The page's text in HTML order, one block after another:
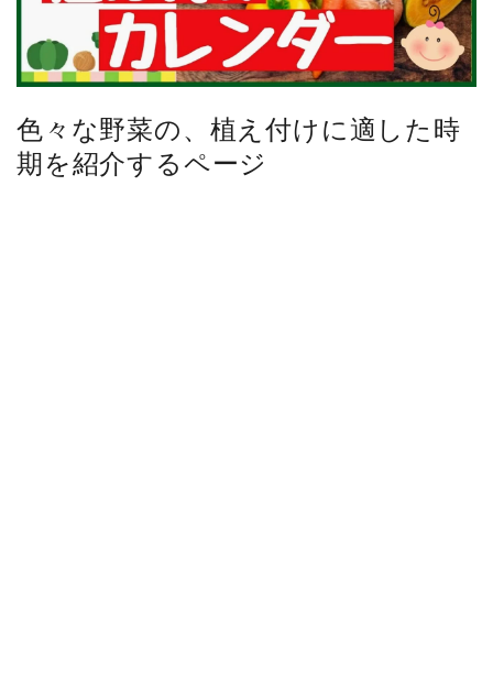
色々な野菜の、植え付けに適した時
期を紹介するページ